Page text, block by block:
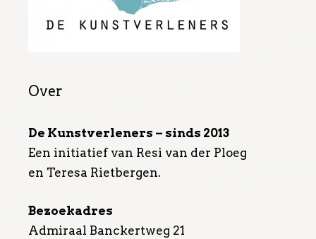
Over
De Kunstverleners – sinds 2013
Een initiatief van Resi van der Ploeg
en Teresa Rietbergen.
Bezoekadres
Admiraal Banckertweg 21